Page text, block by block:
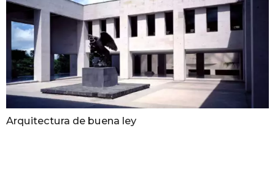
Arquitectura de buena ley